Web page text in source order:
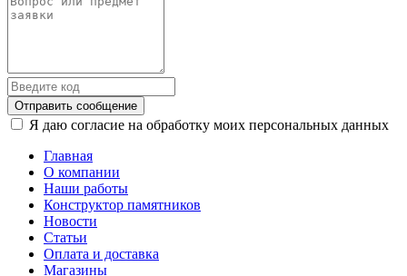
Отправить сообщение
Я даю согласие на обработку моих персональных данных
Главная
О компании
Наши работы
Конструктор памятников
Новости
Статьи
Оплата и доставка
Магазины